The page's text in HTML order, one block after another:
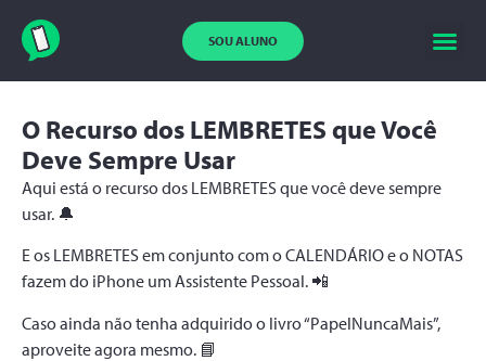
SOU ALUNO
O Recurso dos LEMBRETES que Você
Deve Sempre Usar
Aqui está o recurso dos LEMBRETES que você deve sempre
usar. 🔔
E os LEMBRETES em conjunto com o CALENDÁRIO e o NOTAS
fazem do iPhone um Assistente Pessoal. 📲
Caso ainda não tenha adquirido o livro “PapelNuncaMais”,
aproveite agora mesmo. 📘